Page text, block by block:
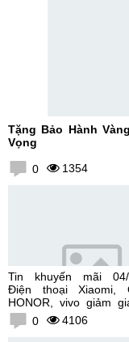
Tặng Bảo Hành
Vọng
0 1354
Tin khuyến mãi 04/
Điện thoại Xiaomi,
HONOR, vivo giảm
300K0 4106